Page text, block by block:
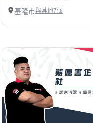
基隆市與其他7個